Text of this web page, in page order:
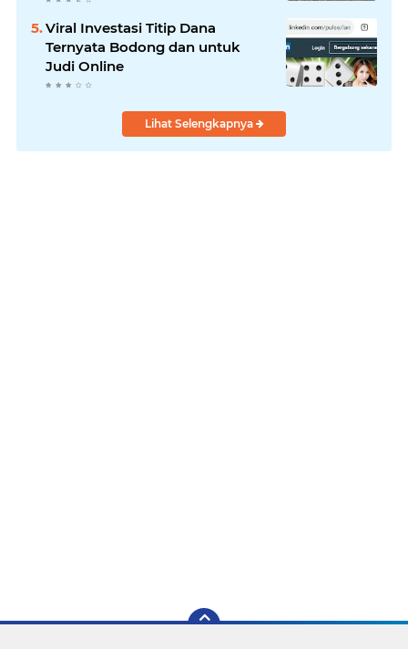
Viral Investasi Titip Dana
Ternyata Bodong dan untuk
Judi Online
Lihat Selengkapnya